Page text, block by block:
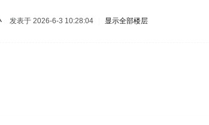
发表于 2026-6-3 10:28:04 显示全部楼层